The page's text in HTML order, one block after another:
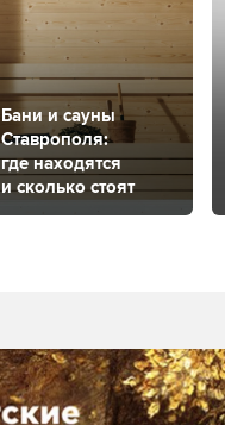
Бани и сауны
Ставрополя:
где находятся
и сколько стоят